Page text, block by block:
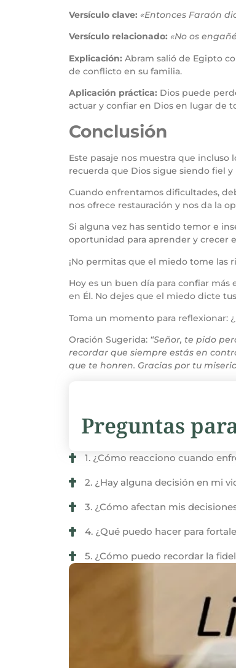
Versículo clave: «Entonces Faraón
Versículo relacionado: «No os
Explicación: Abram salió de Egipto
de conflicto en su familia.
Aplicación práctica: Dios puede
actuar y confiar en Dios en lugar de
Conclusión
Este pasaje nos muestra que
recuerda que Dios sigue siendo fiel
Cuando enfrentamos dificultades,
nos ofrece restauración y nos da la
Si alguna vez has sentido temor e
oportunidad para aprender y crecer
¡No permitas que el miedo tome las
Hoy es un buen día para confiar
en Él. No dejes que el miedo dicte
Toma un momento para reflexionar:
Oración Sugerida: “Señor, te pido
recordar que siempre estás en
que te honren. Gracias por tu
Preguntas
1. ¿Cómo reacciono cuando
2. ¿Hay alguna decisión en mi
3. ¿Cómo afectan mis
4. ¿Qué puedo hacer para
5. ¿Cómo puedo recordar la